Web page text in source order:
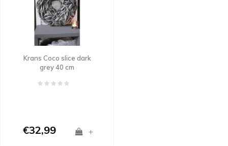
Krans Coco slice dark
grey 40 cm
€32,99 +